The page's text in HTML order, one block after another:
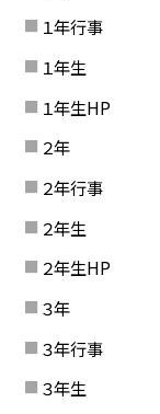
１年行事
１年生
１年生HP
２年
２年行事
２年生
２年生HP
３年
３年行事
３年生